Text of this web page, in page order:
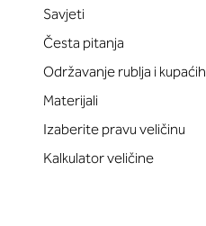
Savjeti
Česta pitanja
Održavanje rublja i kupaćih
Materijali
Izaberite pravu veličinu
Kalkulator veličine